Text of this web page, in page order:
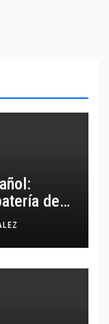
de